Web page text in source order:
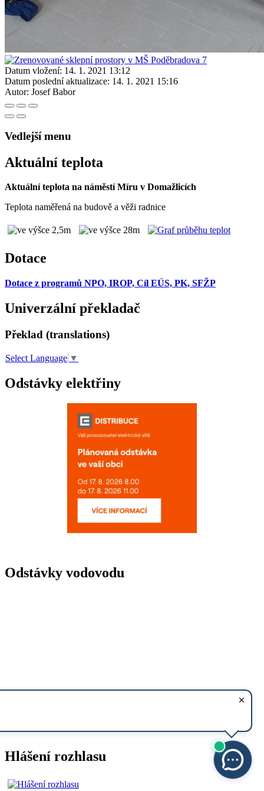
Datum vložení: 14. 1. 2021 13:12
Datum poslední aktualizace: 14. 1. 2021 15:16
Autor: Josef Babor
Vedlejší menu
Aktuální teplota
Aktuální teplota na náměstí Míru v Domažlicích
Teplota naměřená na budově a věži radnice
Dotace
Dotace z programů NPO, IROP, Cíl EÚS, PK, SFŽP
Univerzální překladač
Překlad (translations)
Select Language ▼
Odstávky elektřiny
Odstávky vodovodu
Hlášení rozhlasu